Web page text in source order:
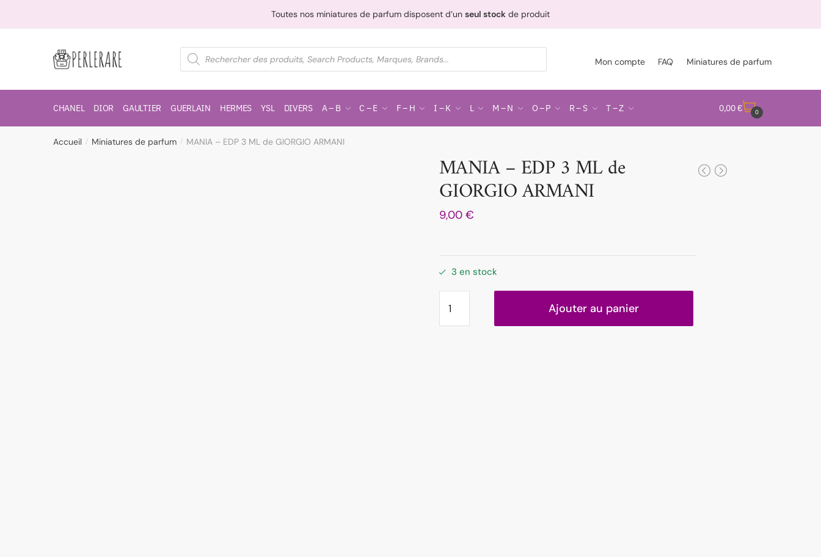
Toutes nos miniatures de parfum disposent d’un seul stock de produit
Mon compte FAQ Miniatures de parfum
CHANEL DIOR GAULTIER GUERLAIN HERMES YSL DIVERS A – B C – E F – H I – K L M – N O – P R – S T – Z 0,00 € 0
Accueil / Miniatures de parfum / MANIA – EDP 3 ML de GIORGIO ARMANI
MANIA – EDP 3 ML de
GIORGIO ARMANI
9,00 €
3 en stock
Ajouter au panier